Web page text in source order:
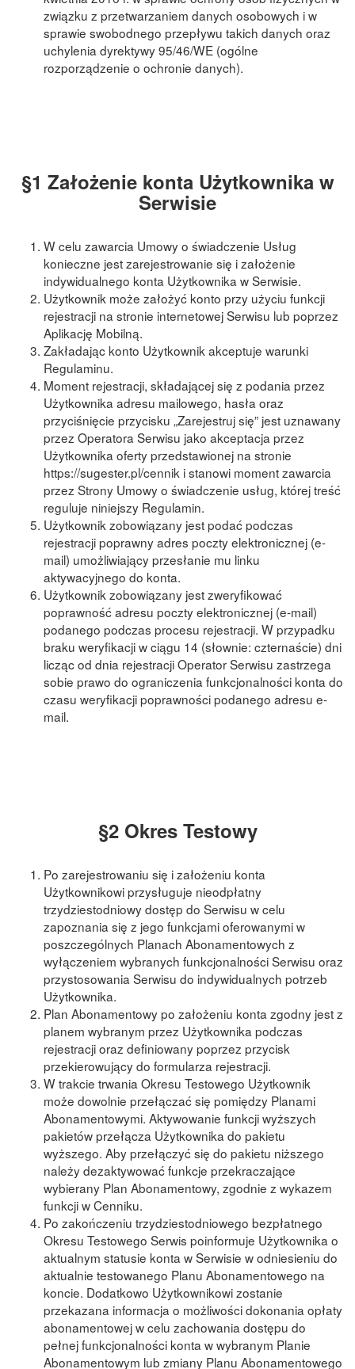
związku z przetwarzaniem danych osobowych i w
sprawie swobodnego przepływu takich danych oraz
uchylenia dyrektywy 95/46/WE (ogólne
rozporządzenie o ochronie danych).
§1 Założenie konta Użytkownika w
Serwisie
W celu zawarcia Umowy o świadczenie Usług
konieczne jest zarejestrowanie się i założenie
indywidualnego konta Użytkownika w Serwisie.
Użytkownik może założyć konto przy użyciu funkcji
rejestracji na stronie internetowej Serwisu lub poprzez
Aplikację Mobilną.
Zakładając konto Użytkownik akceptuje warunki
Regulaminu.
Moment rejestracji, składającej się z podania przez
Użytkownika adresu mailowego, hasła oraz
przyciśnięcie przycisku „Zarejestruj się” jest uznawany
przez Operatora Serwisu jako akceptacja przez
Użytkownika oferty przedstawionej na stronie
https://sugester.pl/cennik i stanowi moment zawarcia
przez Strony Umowy o świadczenie usług, której treść
reguluje niniejszy Regulamin.
Użytkownik zobowiązany jest podać podczas
rejestracji poprawny adres poczty elektronicznej (e-
mail) umożliwiający przesłanie mu linku
aktywacyjnego do konta.
Użytkownik zobowiązany jest zweryfikować
poprawność adresu poczty elektronicznej (e-mail)
podanego podczas procesu rejestracji. W przypadku
braku weryfikacji w ciągu 14 (słownie: czternaście) dni
licząc od dnia rejestracji Operator Serwisu zastrzega
sobie prawo do ograniczenia funkcjonalności konta do
czasu weryfikacji poprawności podanego adresu e-
mail.
§2 Okres Testowy
Po zarejestrowaniu się i założeniu konta
Użytkownikowi przysługuje nieodpłatny
trzydziestodniowy dostęp do Serwisu w celu
zapoznania się z jego funkcjami oferowanymi w
poszczególnych Planach Abonamentowych z
wyłączeniem wybranych funkcjonalności Serwisu oraz
przystosowania Serwisu do indywidualnych potrzeb
Użytkownika.
Plan Abonamentowy po założeniu konta zgodny jest z
planem wybranym przez Użytkownika podczas
rejestracji oraz definiowany poprzez przycisk
przekierowujący do formularza rejestracji.
W trakcie trwania Okresu Testowego Użytkownik
może dowolnie przełączać się pomiędzy Planami
Abonamentowymi. Aktywowanie funkcji wyższych
pakietów przełącza Użytkownika do pakietu
wyższego. Aby przełączyć się do pakietu niższego
należy dezaktywować funkcje przekraczające
wybierany Plan Abonamentowy, zgodnie z wykazem
funkcji w Cenniku.
Po zakończeniu trzydziestodniowego bezpłatnego
Okresu Testowego Serwis poinformuje Użytkownika o
aktualnym statusie konta w Serwisie w odniesieniu do
aktualnie testowanego Planu Abonamentowego na
koncie. Dodatkowo Użytkownikowi zostanie
przekazana informacja o możliwości dokonania opłaty
abonamentowej w celu zachowania dostępu do
pełnej funkcjonalności konta w wybranym Planie
Abonamentowym lub zmiany Planu Abonamentowego